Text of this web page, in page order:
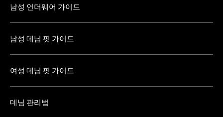
남성 언더웨어 가이드
남성 데님 핏 가이드
여성 데님 핏 가이드
데님 관리법